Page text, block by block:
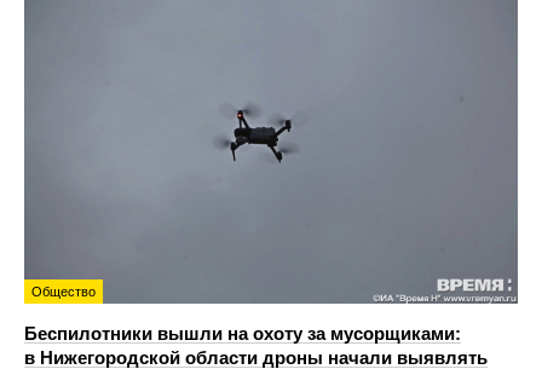
Общество
Беспилотники вышли на охоту за мусорщиками:
в Нижегородской области дроны начали выявлять